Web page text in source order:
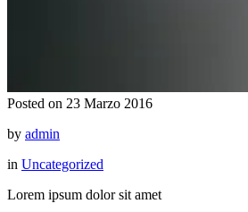
Posted on 23 Marzo 2016
by admin
in Uncategorized
Lorem ipsum dolor sit amet